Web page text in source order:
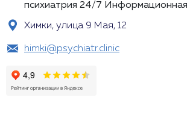
психиатрия 24/7
Химки, улица 9 Мая, 12
himki@psychiatr.clinic